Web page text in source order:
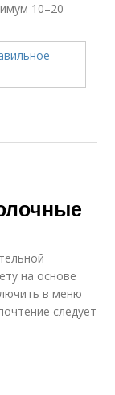
10–20
на основе
в меню
следует